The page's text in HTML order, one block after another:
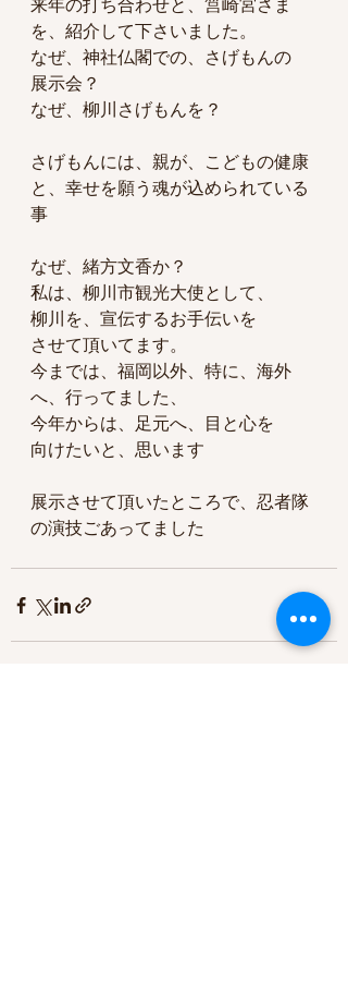
来年の打ち合わせと、筥崎宮さま
を、紹介して下さいました。
なぜ、神社仏閣での、さげもんの
展示会？
なぜ、柳川さげもんを？
さげもんには、親が、こどもの健康
と、幸せを願う魂が込められている
事
なぜ、緒方文香か？
私は、柳川市観光大使として、
柳川を、宣伝するお手伝いを
させて頂いてます。
今までは、福岡以外、特に、海外
へ、行ってました、
今年からは、足元へ、目と心を
向けたいと、思います
展示させて頂いたところで、忍者隊
の演技ごあってました